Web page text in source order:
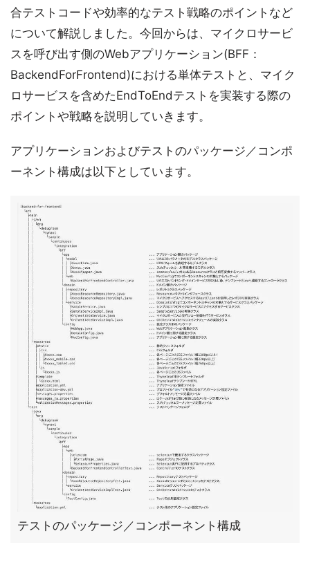
合テストコードや効率的なテスト戦略のポイントなど
について解説しました。今回からは、マイクロサービ
スを呼び出す側のWebアプリケーション(BFF：
BackendForFrontend)における単体テストと、マイク
ロサービスを含めたEndToEndテストを実装する際の
ポイントや戦略を説明していきます。
アプリケーションおよびテストのパッケージ／コンポ
ーネント構成は以下としています。
テストのパッケージ／コンポーネント構成